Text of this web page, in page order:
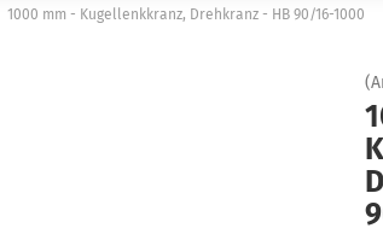
1000 mm - Kugellenkkranz, Drehkranz - HB 90/16-1000